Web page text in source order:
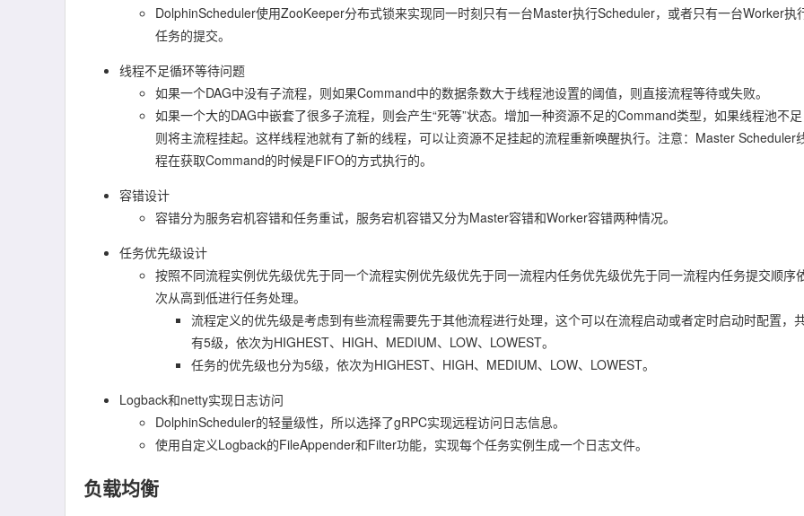
DolphinScheduler使用ZooKeeper分布式锁来实现同一时刻只有一台Master执行Scheduler，或者只有一台Worker执
任务的提交。
线程不足循环等待问题
如果一个DAG中没有子流程，则如果Command中的数据条数大于线程池设置的阈值，则直接流程等待或失败。
如果一个大的DAG中嵌套了很多子流程，则会产生“死等”状态。增加一种资源不足的Command类型，如果线程池不足
则将主流程挂起。这样线程池就有了新的线程，可以让资源不足挂起的流程重新唤醒执行。注意：Master Scheduler
程在获取Command的时候是FIFO的方式执行的。
容错设计
容错分为服务宕机容错和任务重试，服务宕机容错又分为Master容错和Worker容错两种情况。
任务优先级设计
按照不同流程实例优先级优先于同一个流程实例优先级优先于同一流程内任务优先级优先于同一流程内任务提交顺序
次从高到低进行任务处理。
流程定义的优先级是考虑到有些流程需要先于其他流程进行处理，这个可以在流程启动或者定时启动时配置，
有5级，依次为HIGHEST、HIGH、MEDIUM、LOW、LOWEST。
任务的优先级也分为5级，依次为HIGHEST、HIGH、MEDIUM、LOW、LOWEST。
Logback和netty实现日志访问
DolphinScheduler的轻量级性，所以选择了gRPC实现远程访问日志信息。
使用自定义Logback的FileAppender和Filter功能，实现每个任务实例生成一个日志文件。
负载均衡